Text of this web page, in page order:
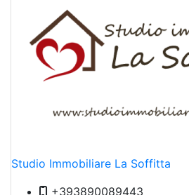
Studio Immobiliare La Soffitta
+393890089443